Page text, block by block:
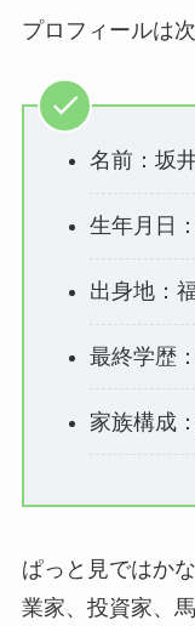
プロフィールは
名前：坂
生年月日
出身地：
最終学歴
家族構成
ぱっと見ではか
業家、投資家、